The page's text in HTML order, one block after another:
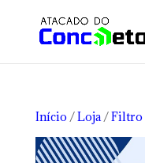
Início /Loja/Filtro